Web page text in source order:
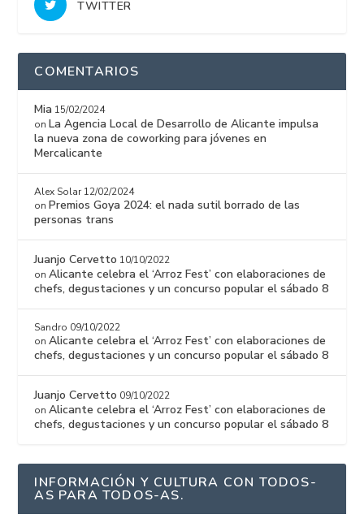
TWITTER
COMENTARIOS
Mia 15/02/2024
on La Agencia Local de Desarrollo de Alicante impulsa
la nueva zona de coworking para jóvenes en
Mercalicante
Alex Solar 12/02/2024
on Premios Goya 2024: el nada sutil borrado de las
personas trans
Juanjo Cervetto 10/10/2022
onAlicante celebra el ‘Arroz Fest’ con elaboraciones de
chefs, degustaciones y un concurso popular el sábado 8
Sandro 09/10/2022
onAlicante celebra el ‘Arroz Fest’ con elaboraciones de
chefs, degustaciones y un concurso popular el sábado 8
Juanjo Cervetto 09/10/2022
onAlicante celebra el ‘Arroz Fest’ con elaboraciones de
chefs, degustaciones y un concurso popular el sábado 8
INFORMACIÓN Y CULTURA CON TODOS-
AS PARA TODOS-AS.